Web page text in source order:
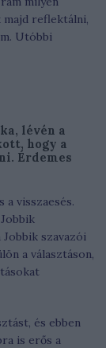
majd reflektálni,
Utóbbi
lévén a
hogy a
Érdemes
visszaesés.
szavazói
a választáson,
és ebben
is erős a